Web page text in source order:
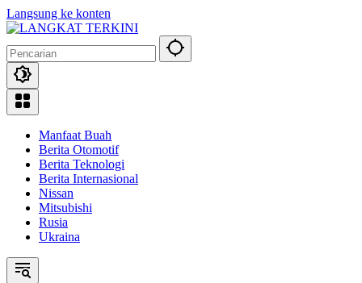
Langsung ke konten
Manfaat Buah
Berita Otomotif
Berita Teknologi
Berita Internasional
Nissan
Mitsubishi
Rusia
Ukraina